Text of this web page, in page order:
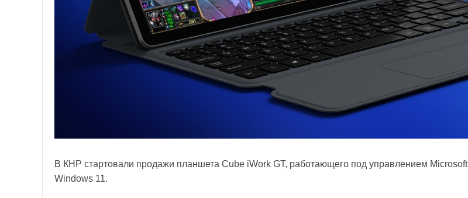
В КНР стартовали продажи планшета Cube iWork GT, работающего под управлением Microsoft
Windows 11.